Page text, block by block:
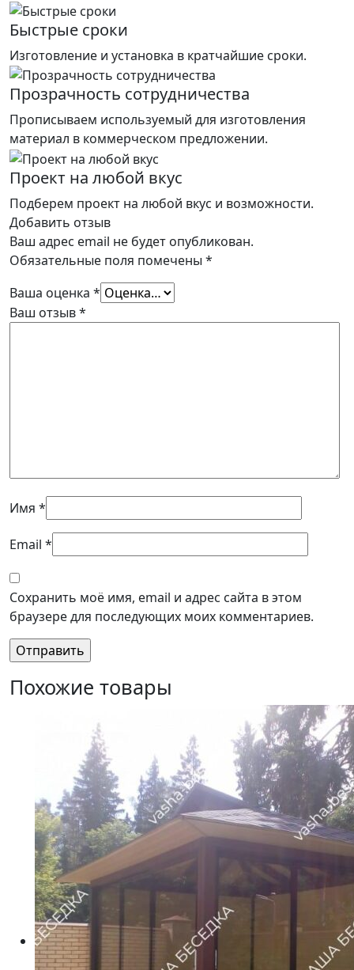
Быстрые сроки
Изготовление и установка в кратчайшие сроки.
Прозрачность сотрудничества
Прописываем используемый для изготовления
материал в коммерческом предложении.
Проект на любой вкус
Подберем проект на любой вкус и возможности.
Добавить отзыв
Ваш адрес email не будет опубликован.
Обязательные поля помечены *
Ваша оценка *
Ваш отзыв*
Имя *
Email *
Сохранить моё имя, email и адрес сайта в этом
браузере для последующих моих комментариев.
Похожие товары